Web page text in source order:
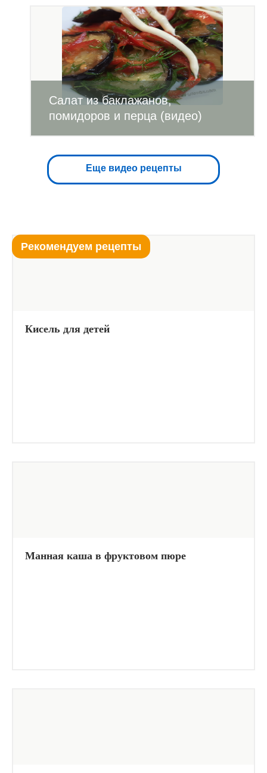
Салат из баклажанов,
помидоров и перца (видео)
Еще видео рецепты
Рекомендуем рецепты
Кисель для детей
Манная каша в фруктовом пюре